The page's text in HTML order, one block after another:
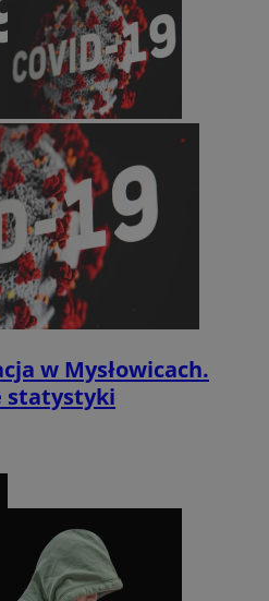
w Mysłowicach.
statystyki